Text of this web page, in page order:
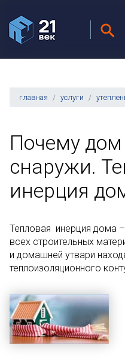
главная услуги
Почему
снаружи.
инерция
Тепловая инерция дома
всех строительных
и домашней утвари
теплоизоляционного